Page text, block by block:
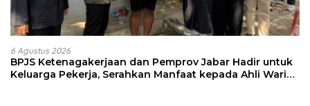
6 Agustus 2026
BPJS Ketenagakerjaan dan Pemprov Jabar Hadir untuk
Keluarga Pekerja, Serahkan Manfaat kepada Ahli Waris